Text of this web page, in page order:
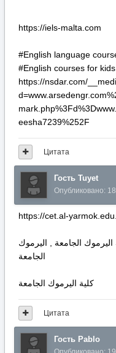
https://iels-malta.com
#English language
#English courses for
https://nsdar.com/
eesha7239%252F
Цитата
Гость Tuyet
Опубликовано:
https://cet.al-
اليرموك الجامعة , اليرموك
الجامعة
كلية اليرموك الجامعة
Цитата
Гость Pablo